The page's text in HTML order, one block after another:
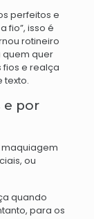
perfeitos e
fio”, isso é
rotineiro
quem quer
fios e realça
texto.
e por
maquiagem
ou
quando
para os